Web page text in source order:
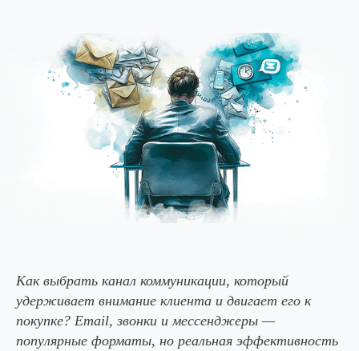
Как выбрать канал коммуникации, который
удерживает внимание клиента и двигает его к
покупке? Email, звонки и мессенджеры —
популярные форматы, но реальная эффективность